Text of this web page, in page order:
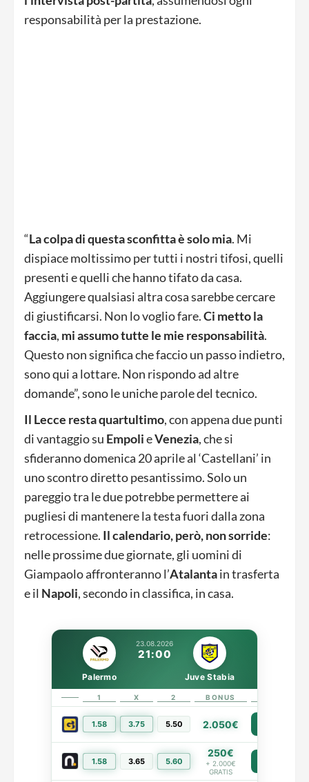
responsabilità per la prestazione.
“La colpa di questa sconfitta è solo mia. Mi
dispiace moltissimo per tutti i nostri tifosi, quelli
presenti e quelli che hanno tifato da casa.
Aggiungere qualsiasi altra cosa sarebbe cercare
di giustificarsi. Non lo voglio fare.Ci metto la
faccia, mi assumo tutte le mie responsabilità.
Questo non significa che faccio un passo indietro,
sono qui a lottare. Non rispondo ad altre
domande”, sono le uniche parole del tecnico.
Il Lecce resta quartultimo, con appena due punti
di vantaggio su EmpolieVenezia, che si
sfideranno domenica 20 aprile al ‘Castellani’ in
uno scontro diretto pesantissimo. Solo un
pareggio tra le due potrebbe permettere ai
pugliesi di mantenere la testa fuori dalla zona
retrocessione. Il calendario, però, non sorride:
nelle prossime due giornate, gli uomini di
Giampaolo affronteranno l’Atalantain trasferta
e il Napoli, secondo in classifica, in casa.
23.08.2026
21:00
Palermo Juve Stabia
1 X 2 BONUS
1.58 3.75 5.50 2.050€
1.58 3.65 5.60
250€
+ 2.000€
GRATIS